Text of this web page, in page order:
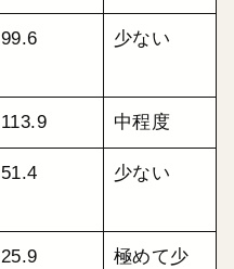
99.6 少ない
113.9 中程度
51.4 少ない
25.9
極めて少